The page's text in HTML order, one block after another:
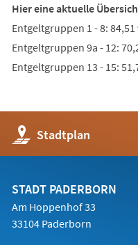
Hier eine aktuelle
Entgeltgruppen 1 - 8: 84,51
Entgeltgruppen 9a - 12:
Entgeltgruppen 13 - 15:
Stadtplan
(Öffnet
in
einem
Tab)
STADT PADERBORN
Am Hoppenhof 33
33104 Paderborn